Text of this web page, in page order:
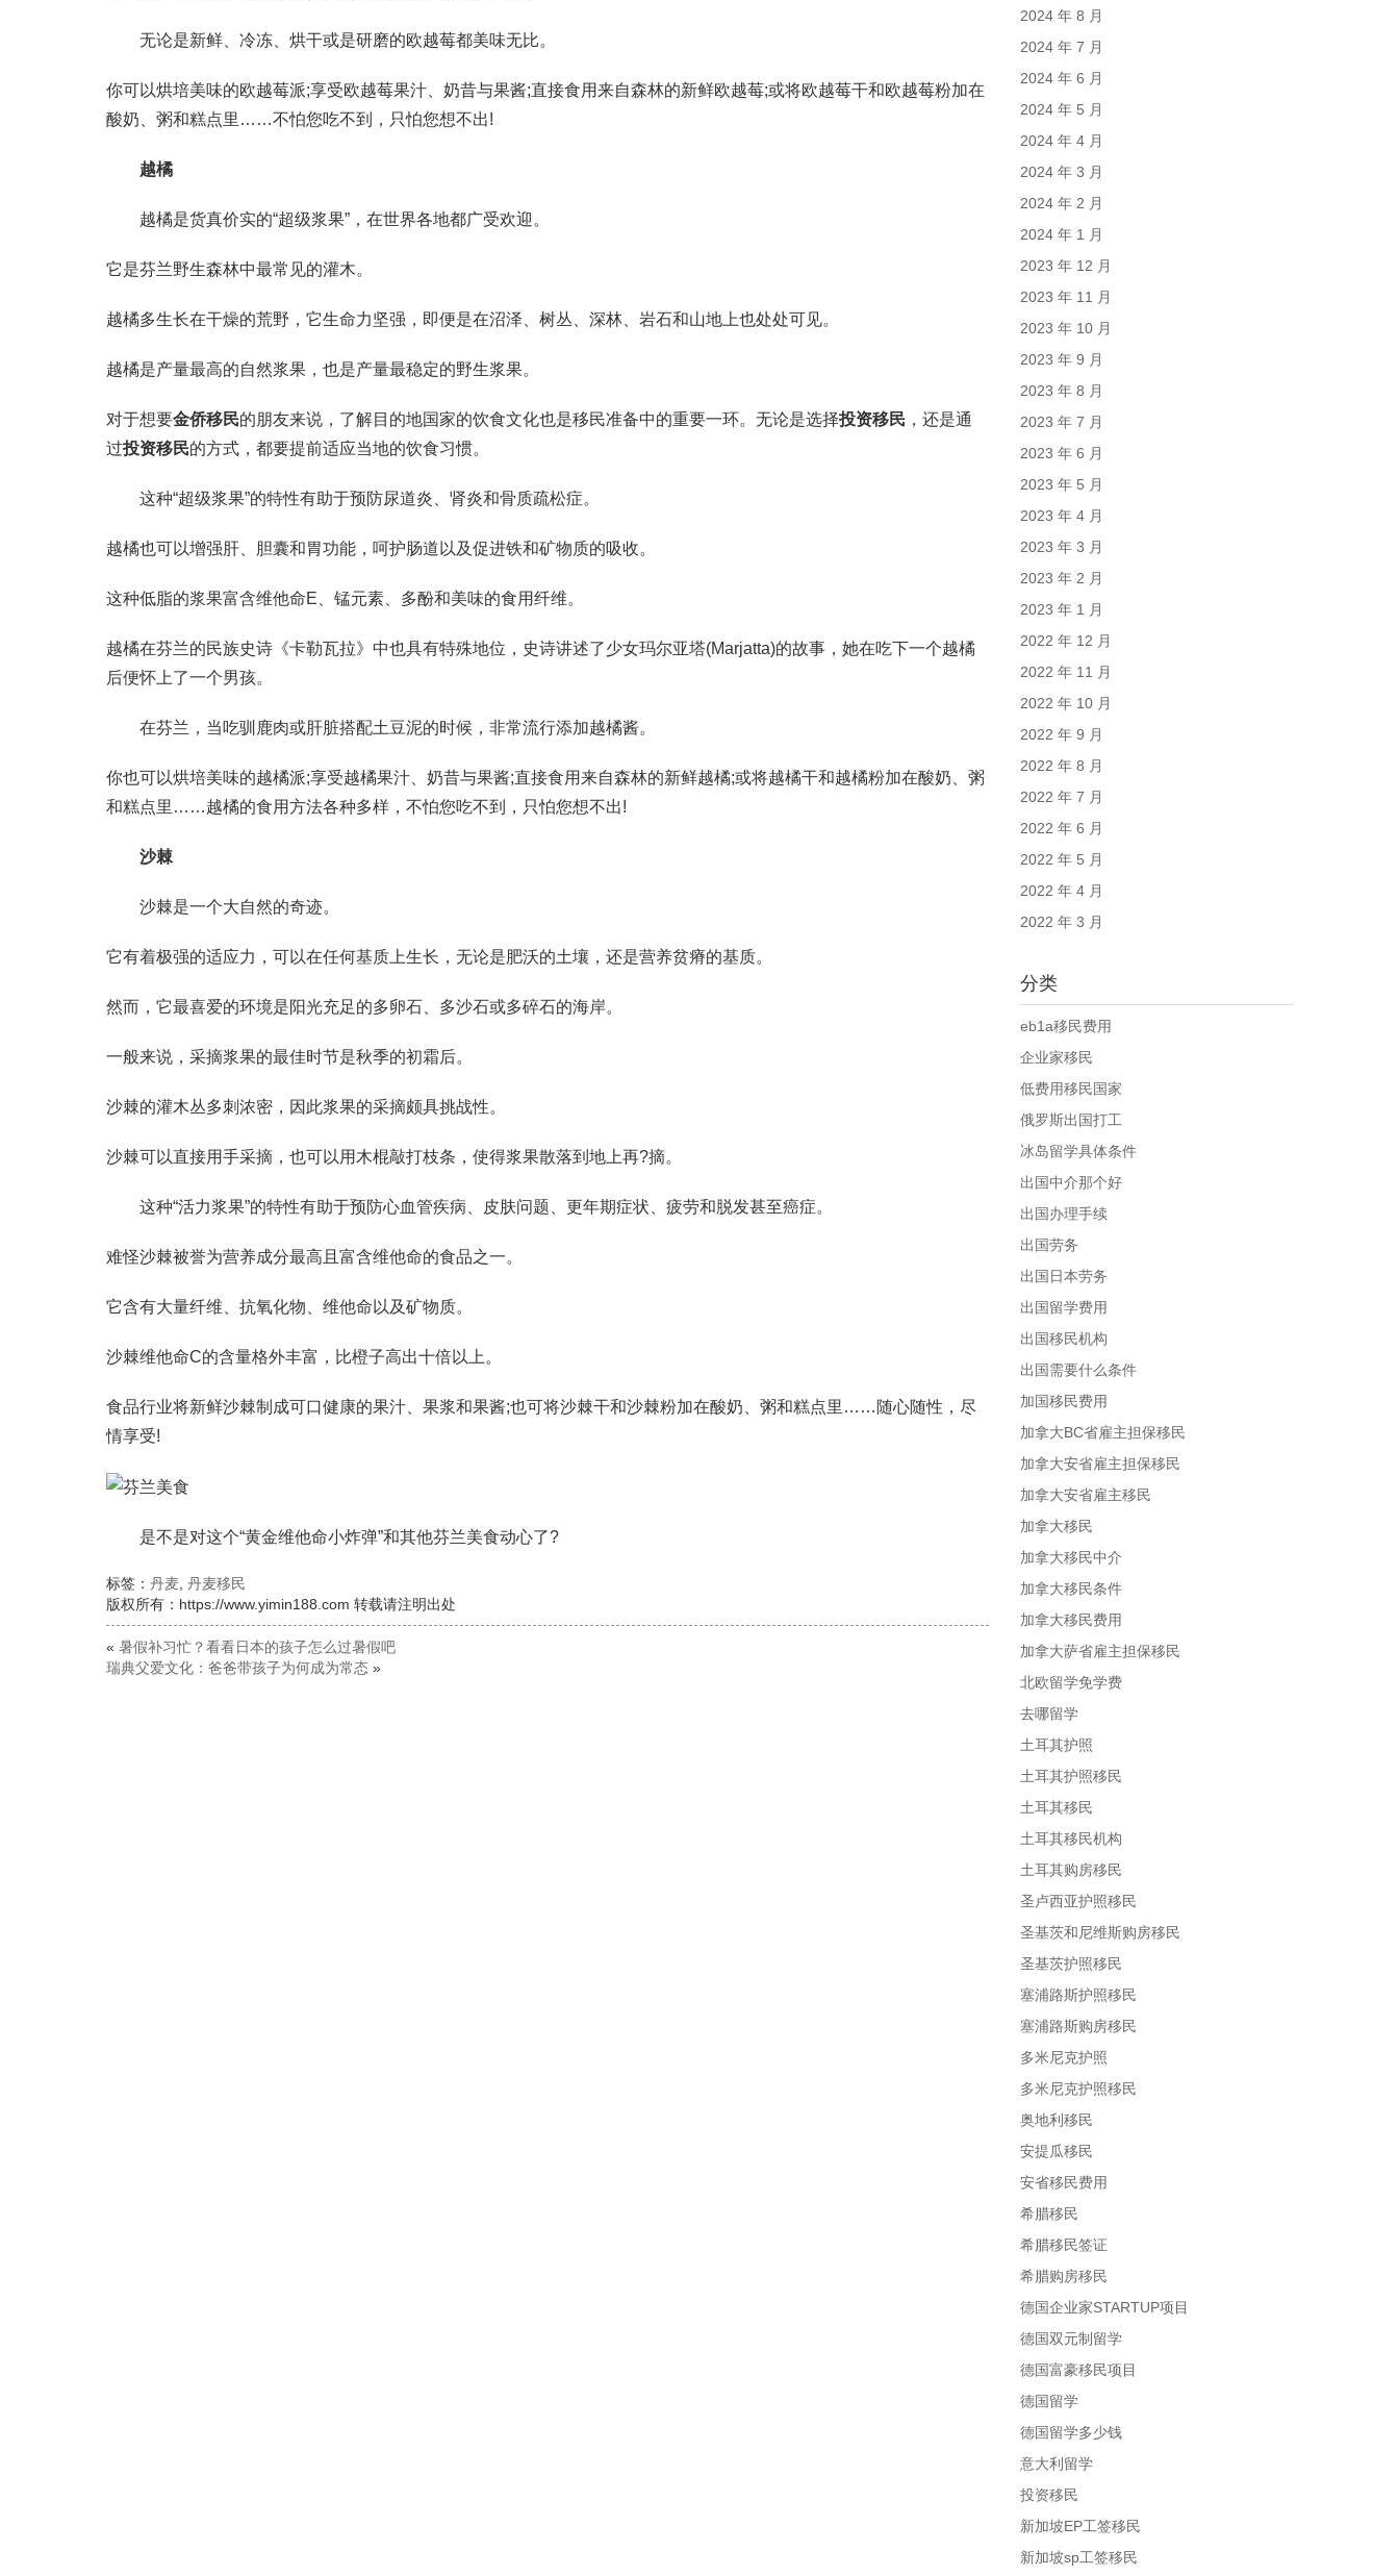
无论是新鲜、冷冻、烘干或是研磨的欧越莓都美味无比。
你可以烘培美味的欧越莓派;享受欧越莓果汁、奶昔与果酱;直接食用来自森林的新鲜欧越莓;或将欧越莓干和欧越莓粉加在
酸奶、粥和糕点里……不怕您吃不到，只怕您想不出!
越橘
越橘是货真价实的“超级浆果”，在世界各地都广受欢迎。
它是芬兰野生森林中最常见的灌木。
越橘多生长在干燥的荒野，它生命力坚强，即便是在沼泽、树丛、深林、岩石和山地上也处处可见。
越橘是产量最高的自然浆果，也是产量最稳定的野生浆果。
对于想要金侨移民的朋友来说，了解目的地国家的饮食文化也是移民准备中的重要一环。无论是选择投资移民 ，还是通
过投资移民的方式，都要提前适应当地的饮食习惯。
这种“超级浆果”的特性有助于预防尿道炎、肾炎和骨质疏松症。
越橘也可以增强肝、胆囊和胃功能，呵护肠道以及促进铁和矿物质的吸收。
这种低脂的浆果富含维他命E、锰元素、多酚和美味的食用纤维。
越橘在芬兰的民族史诗《卡勒瓦拉》中也具有特殊地位，史诗讲述了少女玛尔亚塔(Marjatta)的故事，她在吃下一个越橘
后便怀上了一个男孩。
在芬兰，当吃驯鹿肉或肝脏搭配土豆泥的时候，非常流行添加越橘酱。
你也可以烘培美味的越橘派;享受越橘果汁、奶昔与果酱;直接食用来自森林的新鲜越橘;或将越橘干和越橘粉加在酸奶、粥
和糕点里……越橘的食用方法各种多样，不怕您吃不到，只怕您想不出!
沙棘
沙棘是一个大自然的奇迹。
它有着极强的适应力，可以在任何基质上生长，无论是肥沃的土壤，还是营养贫瘠的基质。
然而，它最喜爱的环境是阳光充足的多卵石、多沙石或多碎石的海岸。
一般来说，采摘浆果的最佳时节是秋季的初霜后。
沙棘的灌木丛多刺浓密，因此浆果的采摘颇具挑战性。
沙棘可以直接用手采摘，也可以用木棍敲打枝条，使得浆果散落到地上再?摘。
这种“活力浆果”的特性有助于预防心血管疾病、皮肤问题、更年期症状、疲劳和脱发甚至癌症。
难怪沙棘被誉为营养成分最高且富含维他命的食品之一。
它含有大量纤维、抗氧化物、维他命以及矿物质。
沙棘维他命C的含量格外丰富，比橙子高出十倍以上。
食品行业将新鲜沙棘制成可口健康的果汁、果浆和果酱;也可将沙棘干和沙棘粉加在酸奶、粥和糕点里……随心随性，尽
情享受!
是不是对这个“黄金维他命小炸弹”和其他芬兰美食动心了?
标签： 丹麦 丹麦移民
版权所有：https://www.yimin188.com 转载请注明出处
« 暑假补习忙？看看日本的孩子怎么过暑假吧
瑞典父爱文化：爸爸带孩子为何成为常态 »
2024 年 8 月
2024 年 7 月
2024 年 6 月
2024 年 5 月
2024 年 4 月
2024 年 3 月
2024 年 2 月
2024 年 1 月
2023 年 12 月
2023 年 11 月
2023 年 10 月
2023 年 9 月
2023 年 8 月
2023 年 7 月
2023 年 6 月
2023 年 5 月
2023 年 4 月
2023 年 3 月
2023 年 2 月
2023 年 1 月
2022 年 12 月
2022 年 11 月
2022 年 10 月
2022 年 9 月
2022 年 8 月
2022 年 7 月
2022 年 6 月
2022 年 5 月
2022 年 4 月
2022 年 3 月
分类
eb1a移民费用
企业家移民
低费用移民国家
俄罗斯出国打工
冰岛留学具体条件
出国中介那个好
出国办理手续
出国劳务
出国日本劳务
出国留学费用
出国移民机构
出国需要什么条件
加国移民费用
加拿大BC省雇主担保移民
加拿大安省雇主担保移民
加拿大安省雇主移民
加拿大移民
加拿大移民中介
加拿大移民条件
加拿大移民费用
加拿大萨省雇主担保移民
北欧留学免学费
去哪留学
土耳其护照
土耳其护照移民
土耳其移民
土耳其移民机构
土耳其购房移民
圣卢西亚护照移民
圣基茨和尼维斯购房移民
圣基茨护照移民
塞浦路斯护照移民
塞浦路斯购房移民
多米尼克护照
多米尼克护照移民
奥地利移民
安提瓜移民
安省移民费用
希腊移民
希腊移民签证
希腊购房移民
德国企业家STARTUP项目
德国双元制留学
德国富豪移民项目
德国留学
德国留学多少钱
意大利留学
投资移民
新加坡EP工签移民
新加坡sp工签移民